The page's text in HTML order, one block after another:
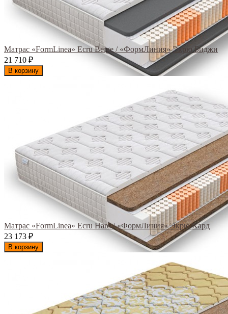
Матрас «FormLinea» Ecru Beige / «ФормЛиния» Экрю Биджи
21 710 ₽
В корзину
Матрас «FormLinea» Ecru Hard / «ФормЛиния» Экрю Хард
23 173 ₽
В корзину